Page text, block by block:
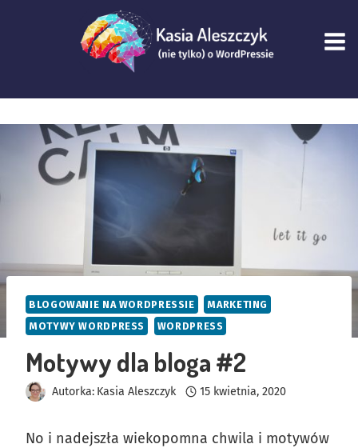
BLOGOWANIE NA WORDPRESSIE
MARKETING
MOTYWY WORDPRESS
WORDPRESS
Motywy dla bloga #2
Autorka: Kasia Aleszczyk 15 kwietnia, 2020
No i nadejszła wiekopomna chwila i motywów